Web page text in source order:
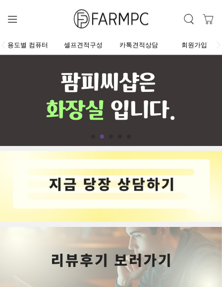
용도별 컴퓨터 셀프견적구성 카톡견적상담 회원가입